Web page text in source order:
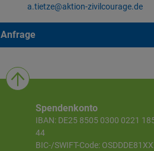
a.tietze@aktion-zivilcourage.de
Anfrage
Spendenkonto
IBAN: DE25 8505 0300 0221
44
BIC-/SWIFT-Code: